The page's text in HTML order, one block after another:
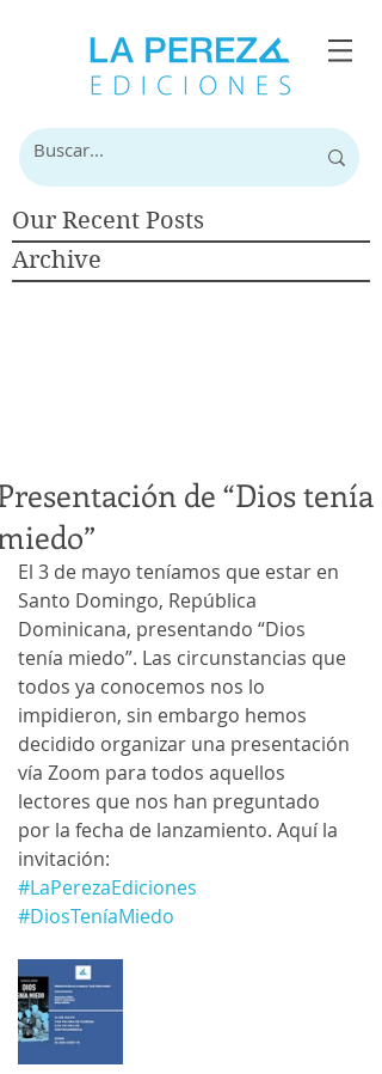
Our Recent Posts
Archive
de “Dios tenía
El 3 de mayo teníamos que estar en
Santo Domingo, República
Dominicana, presentando “Dios
tenía miedo”. Las circunstancias que
todos ya conocemos nos lo
impidieron, sin embargo hemos
decidido organizar una presentación
vía Zoom para todos aquellos
lectores que nos han preguntado
por la fecha de lanzamiento. Aquí la
invitación:
#LaPerezaEdiciones
#DiosTeníaMiedo